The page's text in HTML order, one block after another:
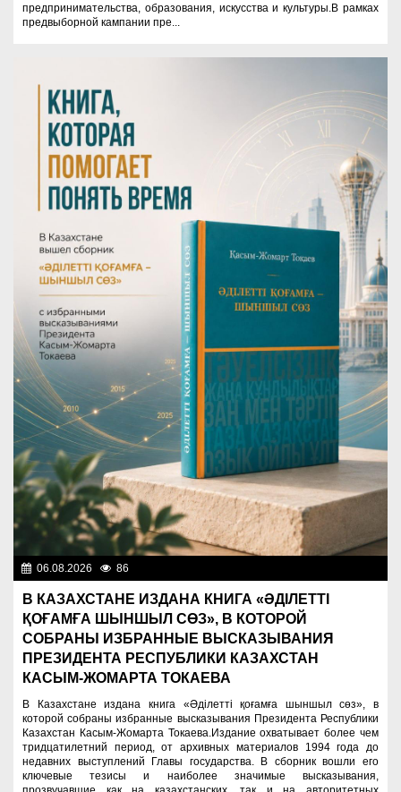
предпринимательства, образования, искусства и культуры.В рамках
предвыборной кампании пре...
06.08.2026 86
В КАЗАХСТАНЕ ИЗДАНА КНИГА «ӘДІЛЕТТІ
ҚОҒАМҒА ШЫНШЫЛ СӨЗ», В КОТОРОЙ
СОБРАНЫ ИЗБРАННЫЕ ВЫСКАЗЫВАНИЯ
ПРЕЗИДЕНТА РЕСПУБЛИКИ КАЗАХСТАН
КАСЫМ-ЖОМАРТА ТОКАЕВА
В Казахстане издана книга «Әділетті қоғамға шыншыл сөз», в
которой собраны избранные высказывания Президента Республики
Казахстан Касым-Жомарта Токаева.Издание охватывает более чем
тридцатилетний период, от архивных материалов 1994 года до
недавних выступлений Главы государства. В сборник вошли его
ключевые тезисы и наиболее значимые высказывания,